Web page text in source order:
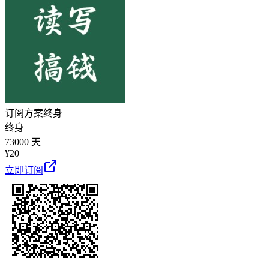
订阅方案终身
终身
73000 天
¥20
立即订阅